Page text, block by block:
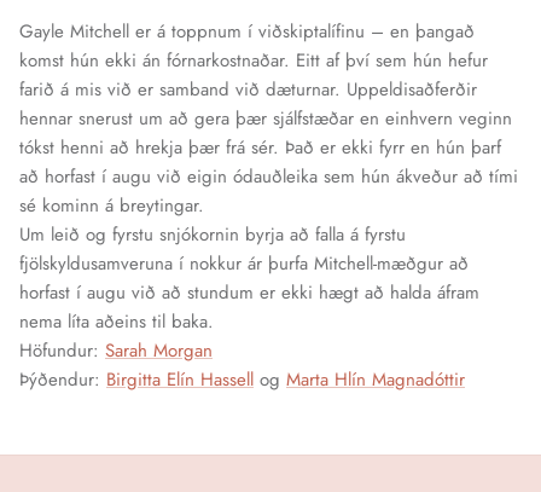
Gayle Mitchell er á toppnum í viðskiptalífinu – en þangað
komst hún ekki án fórnarkostnaðar. Eitt af því sem hún hefur
farið á mis við er samband við dæturnar. Uppeldisaðferðir
hennar snerust um að gera þær sjálfstæðar en einhvern veginn
tókst henni að hrekja þær frá sér. Það er ekki fyrr en hún þarf
að horfast í augu við eigin ódauðleika sem hún ákveður að tími
sé kominn á breytingar.
Um leið og fyrstu snjókornin byrja að falla á fyrstu
fjölskyldusamveruna í nokkur ár þurfa Mitchell-mæðgur að
horfast í augu við að stundum er ekki hægt að halda áfram
nema líta aðeins til baka.
Höfundur: Sarah Morgan
Þýðendur: Birgitta Elín Hassell og Marta Hlín Magnadóttir